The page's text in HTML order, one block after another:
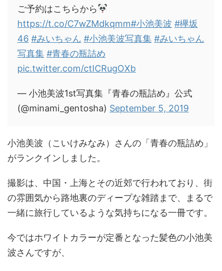
ご予約はこちらから
https://t.co/C7wZMdkqmm#小池美波 #欅坂
46 #みいちゃん #小池美波写真集 #みいちゃん
写真集 #青春の瓶詰め
pic.twitter.com/ctICRugOXb
— 小池美波1st写真集『青春の瓶詰め』公式
(@minami_gentosha) September 5, 2019
小池美波（こいけみなみ）さんの「青春の瓶詰め」
がランクインしました。
撮影は、中国・上海とその近郊で行われており、街
の雰囲気から路地裏のディープな雑踏まで、まるで
一緒に旅行しているような気持ちになる一冊です。
今ではホワイトカラーが定番となった髪色の小池美
波さんですが、